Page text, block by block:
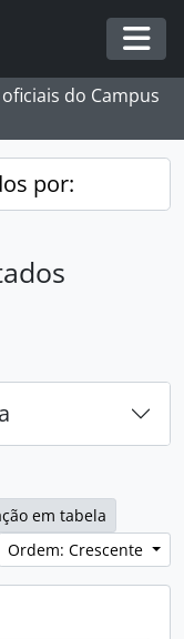
do Campus
por:
em tabela
Ordem: Crescente